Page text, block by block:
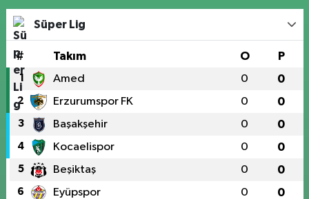
Süper Lig
# Takım O P
1 Amed 0 0
2 Erzurumspor FK 0 0
3 Başakşehir 0 0
4 Kocaelispor 0 0
5 Beşiktaş 0 0
6 Eyüpspor 0 0